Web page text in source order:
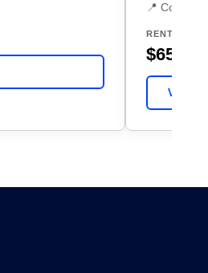
📍
RENTA
$65,000
VER